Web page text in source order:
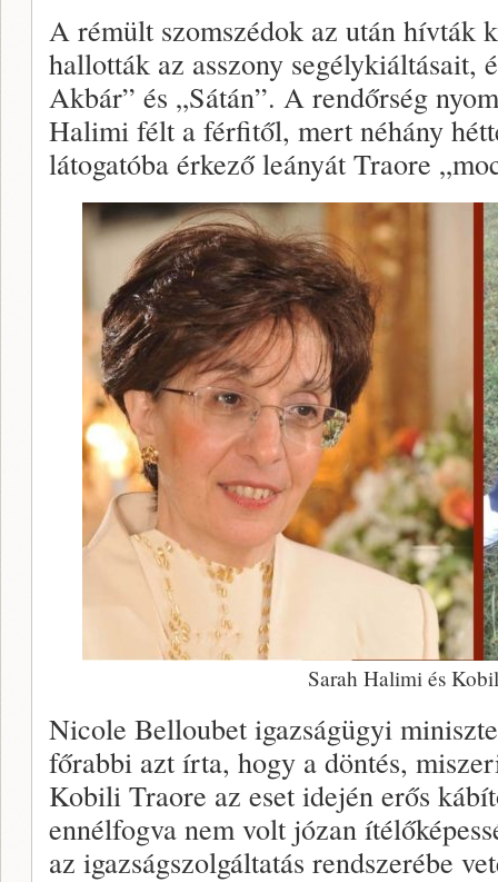
A rémült szomszédok az után hívták
hallották az asszony segélykiáltásait,
Akbár” és „Sátán”. A rendőrség
Halimi félt a férfitől, mert néhány
látogatóba érkező leányát Traore
Sarah Halimi és
Nicole Belloubet igazságügyi
főrabbi azt írta, hogy a döntés,
Kobili Traore az eset idején erős
ennélfogva nem volt józan
az igazságszolgáltatás rendszerébe